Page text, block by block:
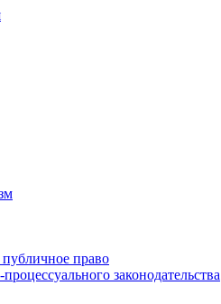
право
законодательства